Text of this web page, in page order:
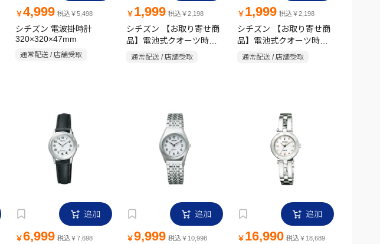
￥4,999 税込￥5,498
シチズン 電波掛時計
320×320×47mm
通常配送 / 店舗受取
￥ 1,999 税込￥2,198
シチズン 【お取り寄せ商
品】電池式クオーツ時計
ブラック
通常配送 / 店舗受取
￥ 1,999 税込￥2,198
シチズン 【お取り寄せ商
品】電池式クオーツ時計
ブラック
通常配送 / 店舗受取
追加
￥6,999 税込￥7,698
追加
￥9,999 税込￥10,998
追加
￥ 16,990 税込￥18,689